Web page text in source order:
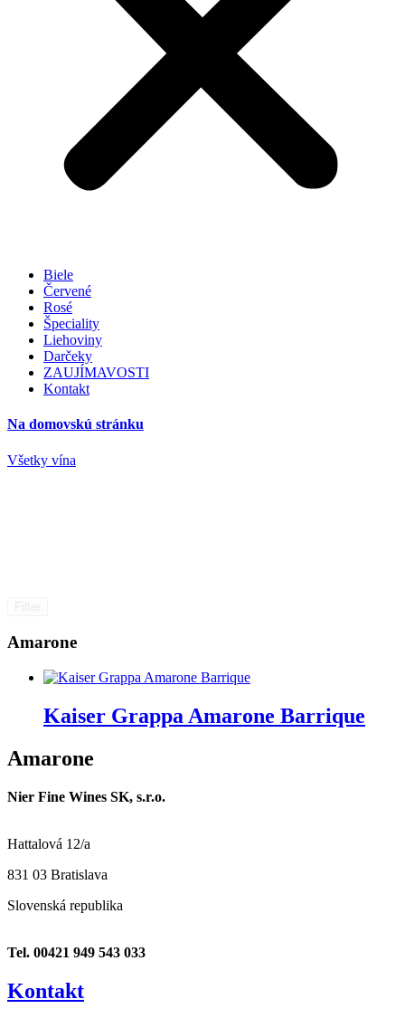
Biele
Červené
Rosé
Špeciality
Liehoviny
Darčeky
ZAUJÍMAVOSTI
Kontakt
Na domovskú stránku
Všetky vína
Amarone
Kaiser Grappa Amarone Barrique
Amarone
Nier Fine Wines SK, s.r.o.
Hattalová 12/a
831 03 Bratislava
Slovenská republika
Tel. 00421 949 543 033
Kontakt